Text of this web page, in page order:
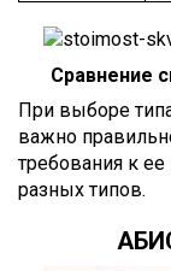
Сравнение
При выборе
важно
требования к
разных типов.